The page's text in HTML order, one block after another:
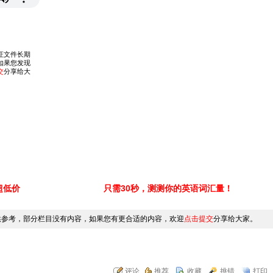
低价 只需30秒，测测你的英语词汇量！
考，部分栏目没有内容，如果您有更合适的内容，欢迎点击提交分享给大家。
评论 推荐 收藏 挑错 打印